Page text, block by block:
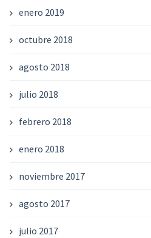
enero 2019
octubre 2018
agosto 2018
julio 2018
febrero 2018
enero 2018
noviembre 2017
agosto 2017
julio 2017